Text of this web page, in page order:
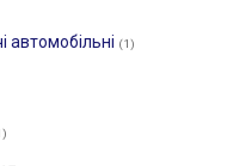
автомобільні (1)